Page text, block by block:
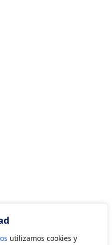
utilizamos cookies y